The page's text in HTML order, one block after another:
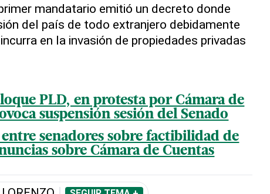
mandatario emitió un decreto donde
del país de todo extranjero debidamente
en la invasión de propiedades privadas
PLD, en protesta por Cámara de
suspensión sesión del Senado
senadores sobre factibilidad de
sobre Cámara de Cuentas